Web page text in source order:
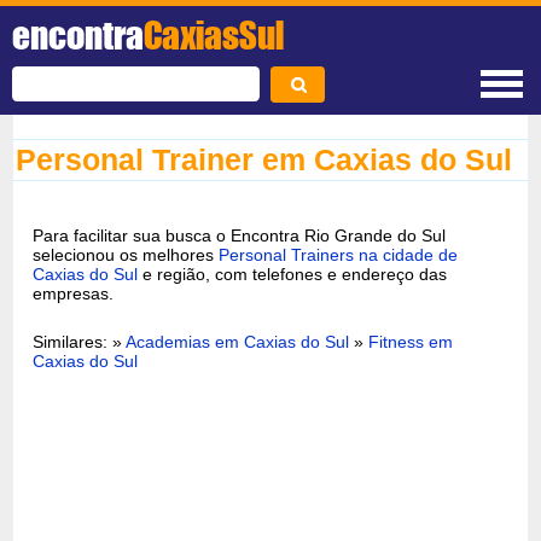
encontraCaxiasSul
Personal Trainer em Caxias do Sul
Para facilitar sua busca o Encontra Rio Grande do Sul
selecionou os melhores Personal Trainers na cidade de
Caxias do Sul e região, com telefones e endereço das
empresas.
Similares: »Academias em Caxias do Sul » Fitness em
Caxias do Sul